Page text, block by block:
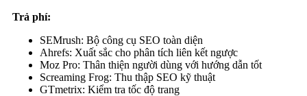
Trả phí:
SEMrush: Bộ công cụ SEO toàn diện
Ahrefs: Xuất sắc cho phân tích liên kết ngược
Moz Pro: Thân thiện người dùng với hướng dẫn tốt
Screaming Frog: Thu thập SEO kỹ thuật
GTmetrix: Kiểm tra tốc độ trang